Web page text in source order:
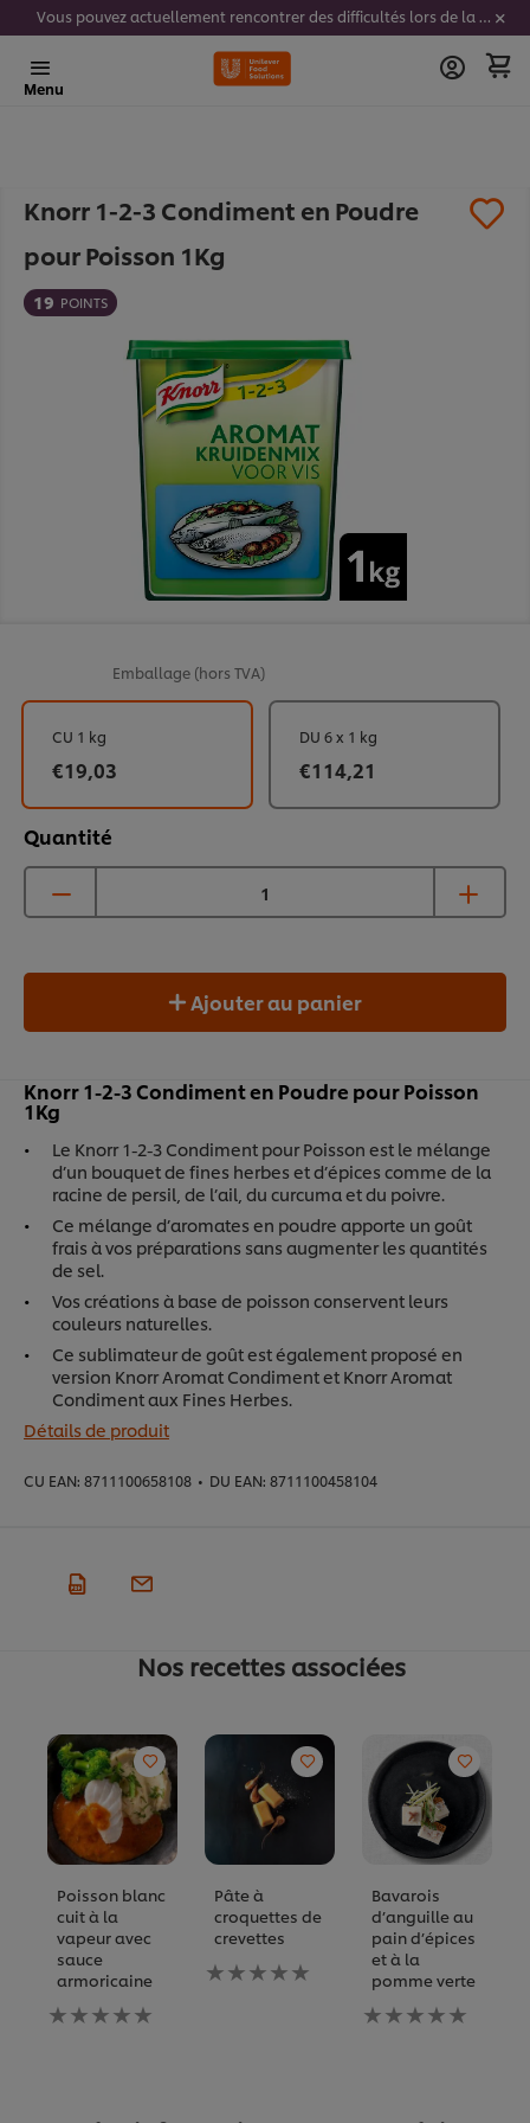
Vous pouvez actuellement rencontrer des difficultés lors de la saisie de vos codes stickers. Nous travaillons activement à résoudre ce problème.
Menu
Knorr 1-2-3 Condiment en Poudre
pour Poisson 1Kg
19 POINTS
Emballage (hors TVA)
Quantité
CU 1 kg
€19,03
DU 6 x 1 kg
€114,21
Ajouter au panier
Knorr 1-2-3 Condiment en Poudre pour Poisson
1Kg
Le Knorr 1-2-3 Condiment pour Poisson est le mélange
d’un bouquet de fines herbes et d’épices comme de la
racine de persil, de l’ail, du curcuma et du poivre.
Ce mélange d’aromates en poudre apporte un goût
frais à vos préparations sans augmenter les quantités
de sel.
Vos créations à base de poisson conservent leurs
couleurs naturelles.
Ce sublimateur de goût est également proposé en
version Knorr Aromat Condiment et Knorr Aromat
Condiment aux Fines Herbes.
Détails de produit
CU EAN: 8711100658108 • DU EAN: 8711100458104
Nos recettes associées
Poisson blanc
cuit à la
vapeur avec
sauce
armoricaine
Aucune
évaluation
Pâte à
croquettes de
crevettes
Aucune
évaluation
Bavarois
d’anguille au
pain d’épices
et à la
pomme verte
Aucune
évaluation